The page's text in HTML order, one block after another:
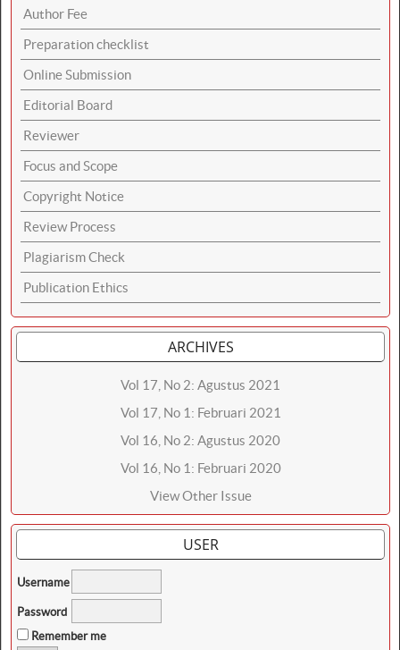
Author Fee
Preparation checklist
Online Submission
Editorial Board
Reviewer
Focus and Scope
Copyright Notice
Review Process
Plagiarism Check
Publication Ethics
ARCHIVES
Vol 17, No 2: Agustus 2021
Vol 17, No 1: Februari 2021
Vol 16, No 2: Agustus 2020
Vol 16, No 1: Februari 2020
View Other Issue
USER
Username
Password
Remember me